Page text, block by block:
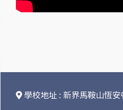
學校地址 : 新界馬鞍山恆